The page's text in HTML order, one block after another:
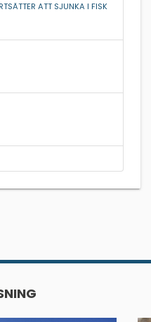
ATT SJUNKA I FISK